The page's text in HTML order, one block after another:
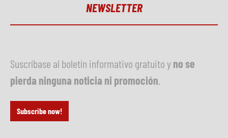
NEWSLETTER
Suscríbase al boletín informativo gratuito yno se
pierda ninguna noticia ni promoción
Subscribe now!